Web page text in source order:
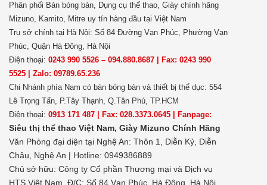
Phân phối Bàn bóng bàn, Dụng cụ thể thao, Giày chính hãng
Mizuno, Kamito, Mitre uy tín hàng đầu tại Việt Nam
Trụ sở chính tại Hà Nội: Số 84 Đường Vạn Phúc, Phường Vạn
Phúc, Quận Hà Đông, Hà Nội
Điện thoại: 0243 990 5526 – 094.880.8687 | Fax: 0243 990
5525 | Zalo: 09789.65.236
Chi Nhánh phía Nam có bàn bóng bàn và thiết bị thể dục: 554
Lê Trọng Tấn, P.Tây Thạnh, Q.Tân Phú, TP.HCM
Điện thoại: 0913 171 487 | Fax: 028.3373.0645 | Fanpage:
Siêu thị thể thao Việt Nam, Giày Mizuno Chính Hãng
Văn Phòng đại diện tại Nghệ An: Thôn 1, Diễn Kỷ, Diễn
Châu, Nghệ An | Hotline: 0949386889
Chủ sở hữu: Công ty Cổ phần Thương mại và Dịch vụ
HTS Việt Nam, Đ/C: Số 84 Vạn Phúc, Hà Đông, Hà Nội.